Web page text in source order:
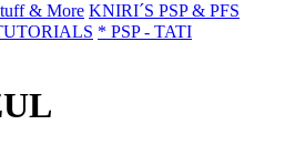
& More KNIRI´S PSP & PFS
* PSP - TATI